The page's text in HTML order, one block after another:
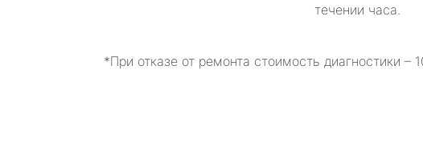
течении часа.
*При отказе от ремонта стоимость диагностики –